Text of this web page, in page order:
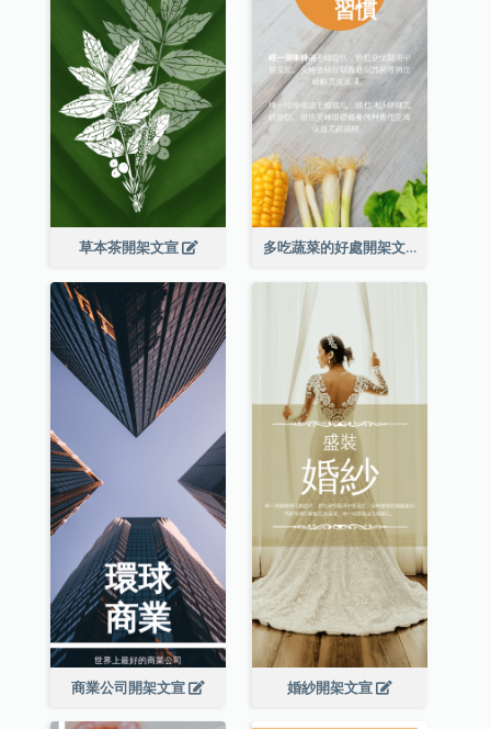
草本茶開架文宣 多吃蔬菜的好處開架文宣
商業公司開架文宣 婚紗開架文宣